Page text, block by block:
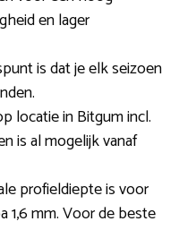
en lager
is dat je elk seizoen
locatie in Bitgum incl.
is al mogelijk vanaf
profieldiepte is voor
1,6 mm. Voor de beste